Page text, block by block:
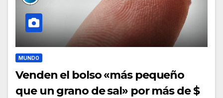
MUNDO
Venden el bolso «más pequeño
que un grano de sal» por más de $